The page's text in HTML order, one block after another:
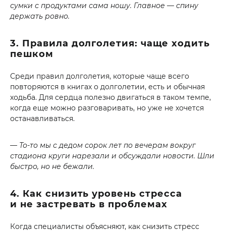
сумки с продуктами сама ношу. Главное — спину
держать ровно.
3. Правила долголетия: чаще ходить
пешком
Среди правил долголетия, которые чаще всего
повторяются в книгах о долголетии, есть и обычная
ходьба. Для сердца полезно двигаться в таком темпе,
когда еще можно разговаривать, но уже не хочется
останавливаться.
— То-то мы с дедом сорок лет по вечерам вокруг
стадиона круги нарезали и обсуждали новости. Шли
быстро, но не бежали.
4. Как снизить уровень стресса
и не застревать в проблемах
Когда специалисты объясняют, как снизить стресс